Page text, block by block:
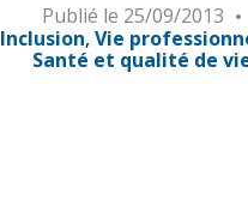
Publié le 25/09/2013
Inclusion Vie
Santé et qualité de